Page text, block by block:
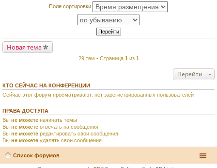
Поле сортировки
Новая тема
29 тем • Страница 1 из 1
Перейти
КТО СЕЙЧАС НА КОНФЕРЕНЦИИ
Сейчас этот форум просматривают: нет зарегистрированных пользователей
ПРАВА ДОСТУПА
Вы не можете начинать темы
Вы не можете отвечать на сообщения
Вы не можете редактировать свои сообщения
Вы не можете удалять свои сообщения
Список форумов